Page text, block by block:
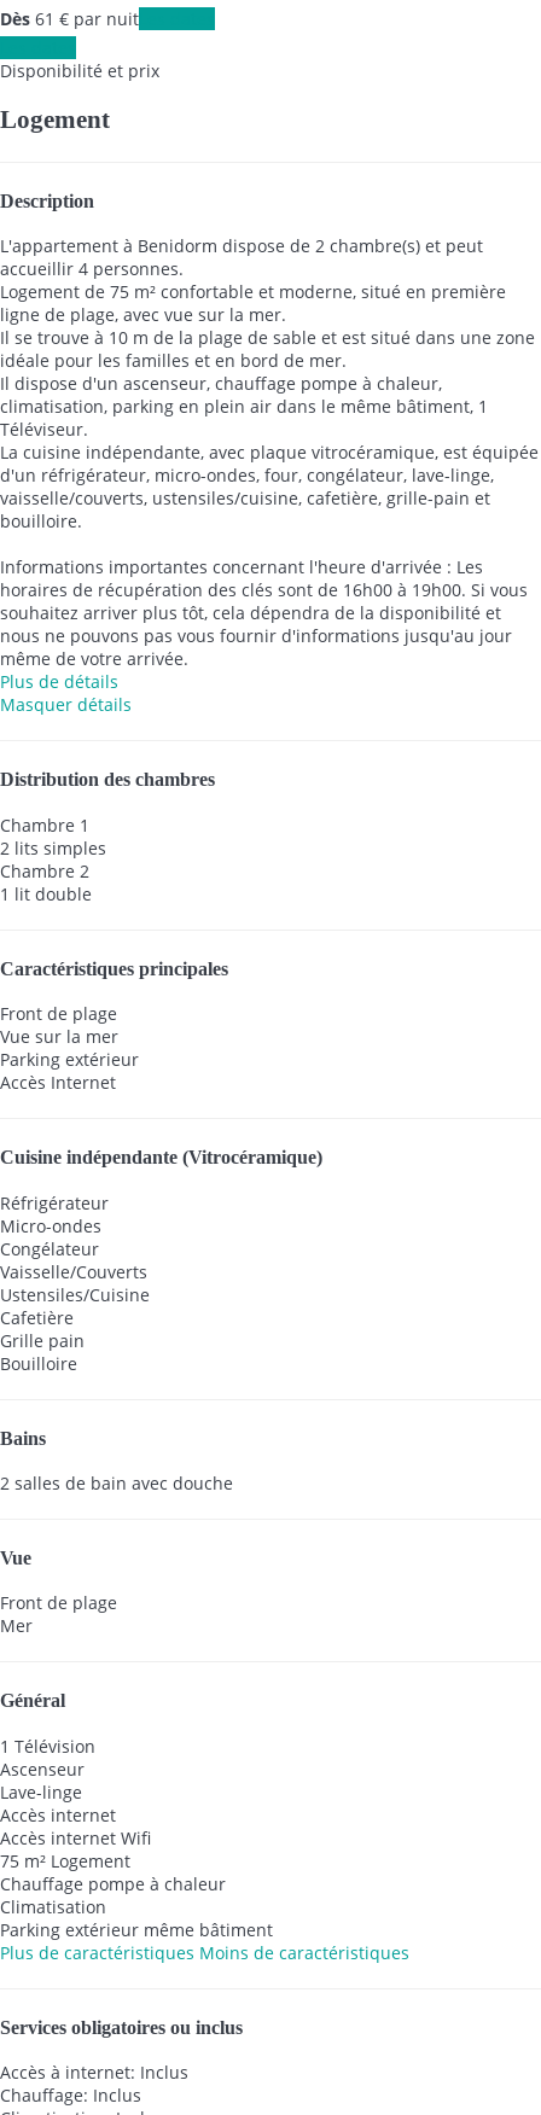
Dès 61 € par nuit
Disponibilité et prix
Logement
Description
L'appartement à Benidorm dispose de 2 chambre(s) et peut
accueillir 4 personnes.
Logement de 75 m² confortable et moderne, situé en première
ligne de plage, avec vue sur la mer.
Il se trouve à 10 m de la plage de sable et est situé dans une zone
idéale pour les familles et en bord de mer.
Il dispose d'un ascenseur, chauffage pompe à chaleur,
climatisation, parking en plein air dans le même bâtiment, 1
Téléviseur.
La cuisine indépendante, avec plaque vitrocéramique, est équipée
d'un réfrigérateur, micro-ondes, four, congélateur, lave-linge,
vaisselle/couverts, ustensiles/cuisine, cafetière, grille-pain et
bouilloire.
Informations importantes concernant l'heure d'arrivée : Les
horaires de récupération des clés sont de 16h00 à 19h00. Si vous
souhaitez arriver plus tôt, cela dépendra de la disponibilité et
nous ne pouvons pas vous fournir d'informations jusqu'au jour
même de votre arrivée.
Plus de détails
Masquer détails
Distribution des chambres
Chambre 1
2 lits simples
Chambre 2
1 lit double
Caractéristiques principales
Front de plage
Vue sur la mer
Parking extérieur
Accès Internet
Cuisine indépendante (Vitrocéramique)
Réfrigérateur
Micro-ondes
Congélateur
Vaisselle/Couverts
Ustensiles/Cuisine
Cafetière
Grille pain
Bouilloire
Bains
2 salles de bain avec douche
Vue
Front de plage
Mer
Général
1 Télévision
Ascenseur
Lave-linge
Accès internet
Accès internet Wifi
75 m² Logement
Chauffage pompe à chaleur
Climatisation
Parking extérieur même bâtiment
Plus de caractéristiques Moins de caractéristiques
Services obligatoires ou inclus
Accès à internet: Inclus
Chauffage: Inclus